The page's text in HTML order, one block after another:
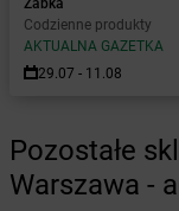
Żabka
Codzienne produkty
AKTUALNA GAZETKA
29.07 - 11.08
Pozostałe
Warszawa -